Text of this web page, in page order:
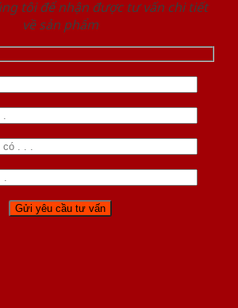
tôi để nhận được tư vấn chi tiết
về sản phẩm